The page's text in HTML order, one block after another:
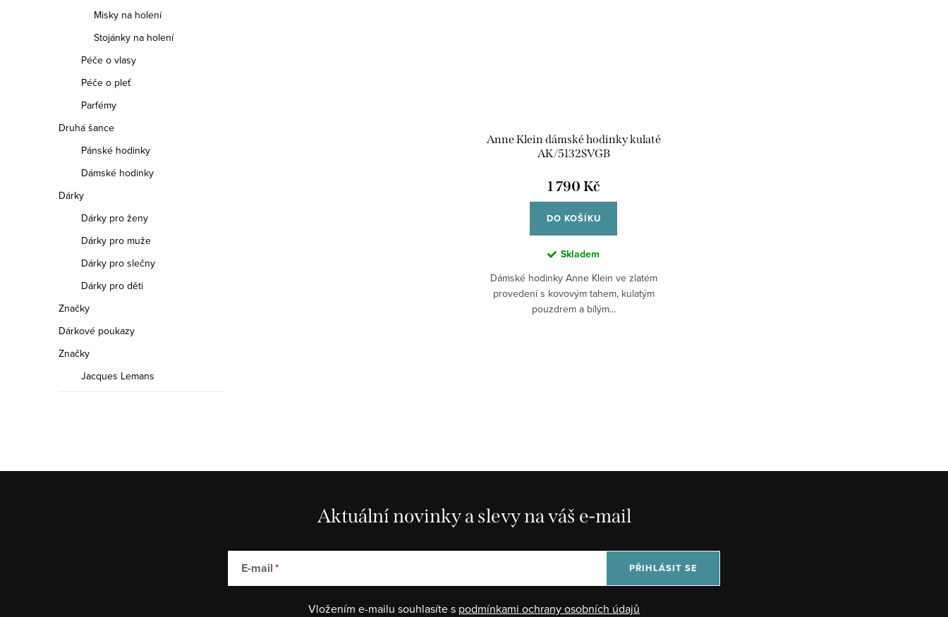
Misky na holení
Stojánky na holení
Péče o vlasy
Péče o pleť
Parfémy
Druhá šance
Pánské hodinky
Dámské hodinky
Dárky
Dárky pro ženy
Dárky pro muže
Dárky pro slečny
Dárky pro děti
Značky
Dárkové poukazy
Značky
Jacques Lemans
Anne Klein dámské hodinky kulaté
AK/5132SVGB
1 790 Kč
DO KOŠÍKU
Skladem
Dámské hodinky Anne Klein ve zlatém
provedení s kovovým tahem, kulatým
pouzdrem a bílým...
Aktuální novinky a slevy na váš e-mail
E-mail
Vložením e-mailu souhlasíte s podmínkami ochrany osobních údajů
PŘIHLÁSIT SE